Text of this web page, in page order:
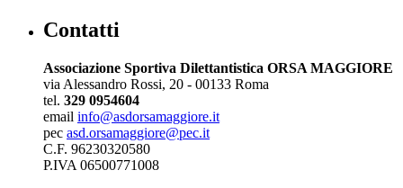
Contatti
Associazione Sportiva Dilettantistica ORSA MAGGIORE
via Alessandro Rossi, 20 - 00133 Roma
tel. 329 0954604
email info@asdorsamaggiore.it
pec asd.orsamaggiore@pec.it
C.F. 96230320580
P.IVA 06500771008